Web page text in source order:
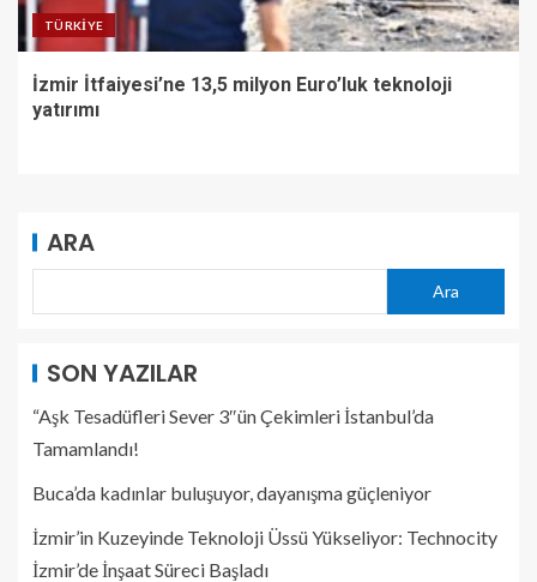
TÜRKIYE
İzmir İtfaiyesi’ne 13,5 milyon Euro’luk teknoloji
yatırımı
ARA
Ara
SON YAZILAR
“Aşk Tesadüfleri Sever 3″ün Çekimleri İstanbul’da
Tamamlandı!
Buca’da kadınlar buluşuyor, dayanışma güçleniyor
İzmir’in Kuzeyinde Teknoloji Üssü Yükseliyor: Technocity
İzmir’de İnşaat Süreci Başladı